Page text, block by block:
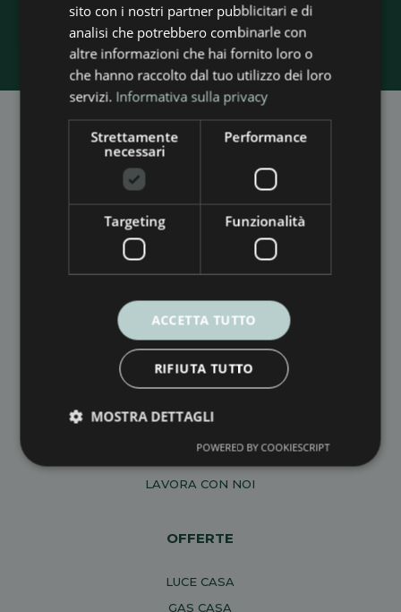
Iscriviti adesso
Via Saverio Bianchini, 116
55100 Fraz. San Marco – Lucca (LU)
06034 Foligno (PG)
LAVORA CON NOI
OFFERTE
LUCE CASA
GAS CASA
sito con i nostri partner pubblicitari e di
analisi che potrebbero combinarle con
altre informazioni che hai fornito loro o
che hanno raccolto dal tuo utilizzo dei loro
servizi. Informativa sulla privacy
Strettamente
necessari
Performance
Targeting Funzionalità
ACCETTA TUTTO
RIFIUTA TUTTO
MOSTRA DETTAGLI
POWERED BY COOKIESCRIPT